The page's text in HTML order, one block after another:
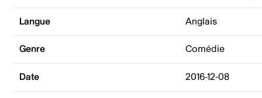
Langue Anglais
Genre Comédie
Date 2016-12-08